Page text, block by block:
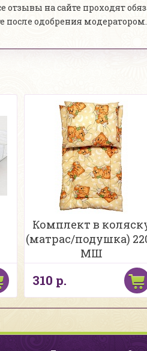
отзывы на сайте проходят
после одобрения модератором.
Комплект в
(матрас/подушка)
МШ
310 р.